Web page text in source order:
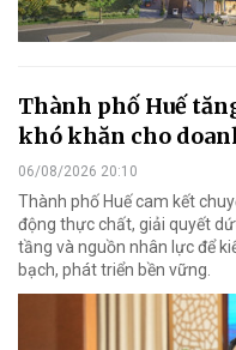
Thành phố Huế
khó khăn cho
06/08/2026 20:10
Thành phố Huế cam kết
động thực chất, giải quyết
tầng và nguồn nhân lực để
bạch, phát triển bền vững.